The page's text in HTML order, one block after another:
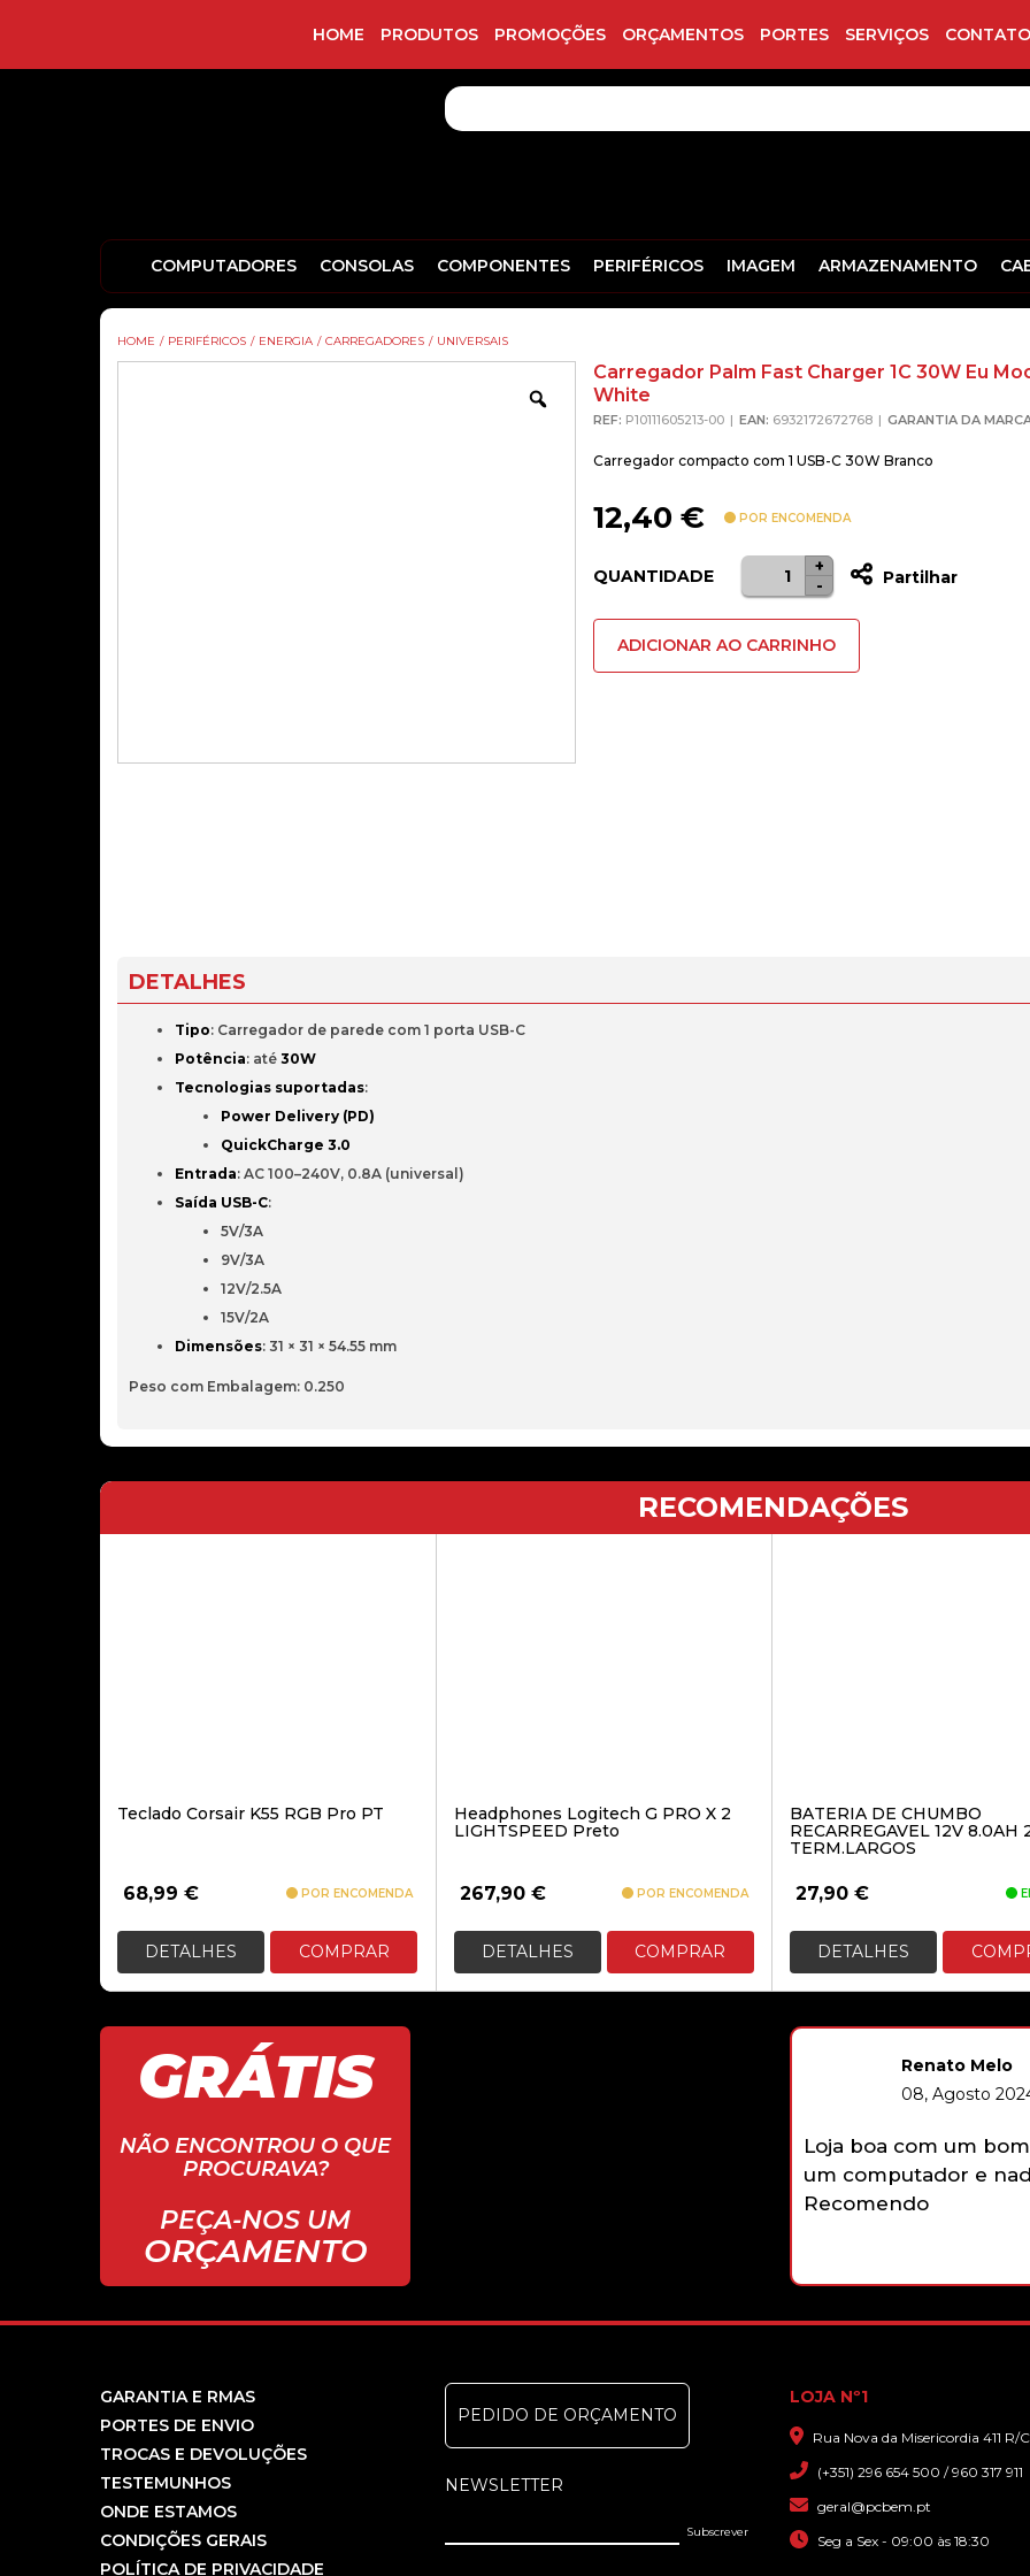
HOME PRODUTOS PROMOÇÕES ORÇAMENTOS PORTES SERVIÇOS
COMPUTADORES CONSOLAS COMPONENTES PERIFÉRICOS IMAGEM ARMAZENAMENTO
HOME / PERIFÉRICOS / ENERGIA / CARREGADORES / UNIVERSAIS
Zoom
Carregador Palm Fast Charger 1C 30W Eu
White
REF: P10111605213-00 EAN: 6932172672768 GARANTIA DA
Carregador compacto com 1 USB-C 30W Branco
12,40 € POR ENCOMENDA
QUANTIDADE
Quantidade
de
Carregador
Palm
-
+
Partilhar
ADICIONAR AO CARRINHO
DETALHES
Tipo: Carregador de parede com 1 porta USB-C
Potência: até 30W
Tecnologias suportadas:
Power Delivery (PD)
QuickCharge 3.0
Entrada: AC 100–240V, 0.8A (universal)
Saída USB-C:
5V/3A
9V/3A
12V/2.5A
15V/2A
Dimensões: 31 × 31 × 54.55 mm
Peso com Embalagem: 0.250
RECOMENDAÇÕES
Teclado Corsair K55 RGB Pro PT
68,99 € POR ENCOMENDA
DETALHES COMPRAR
Headphones Logitech G PRO X 2
LIGHTSPEED Preto
267,90 € POR ENCOMENDA
DETALHES COMPRAR
BATERIA DE CHUMBO
RECARREGAVEL 12V 8.0AH
TERM.LARGOS
27,90 €
DETALHES
GRÁTIS
NÃO ENCONTROU O QUE
PROCURAVA?
PEÇA-NOS UM
ORÇAMENTO
Renato Melo
08, Agosto
Loja boa com um
um computador e
Recomendo
GARANTIA E RMAS
PORTES DE ENVIO
TROCAS E DEVOLUÇÕES
TESTEMUNHOS
ONDE ESTAMOS
CONDIÇÕES GERAIS
POLÍTICA DE PRIVACIDADE
PEDIDO DE ORÇAMENTO
NEWSLETTER
LOJA Nº1
Rua Nova da Misericordia 411 R/
(+351) 296 654 500 / 960 317 911
geral@pcbem.pt
Seg a Sex - 09:00 às 18:30